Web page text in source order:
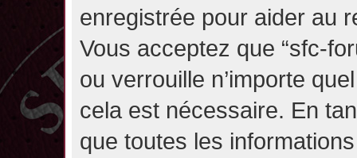
enregistrée pour aider au
Vous acceptez que “sfc-
ou verrouille n’importe
cela est nécessaire. En
que toutes les